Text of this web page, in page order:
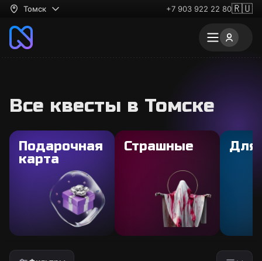
Томск +7 903 922 22 80🇷🇺
Все квесты в Томске
Подарочная
карта
Страшные Для